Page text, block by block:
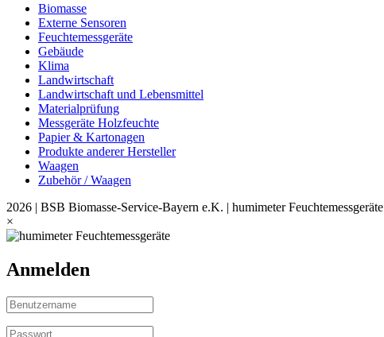
Biomasse
Externe Sensoren
Feuchtemessgeräte
Gebäude
Klima
Landwirtschaft
Landwirtschaft und Lebensmittel
Materialprüfung
Messgeräte Holzfeuchte
Papier & Kartonagen
Produkte anderer Hersteller
Waagen
Zubehör / Waagen
2026 | BSB Biomasse-Service-Bayern e.K. | humimeter Feuchtemessgeräte
×
Anmelden